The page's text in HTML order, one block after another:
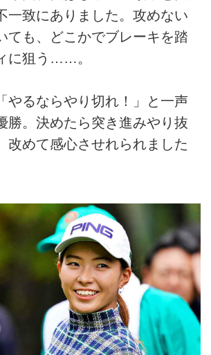
一致にありました。攻めない
ても、どこかでブレーキを踏
に狙う……。
やるならやり切れ！」と一声
勝。決めたら突き進みやり抜
改めて感心させれられました